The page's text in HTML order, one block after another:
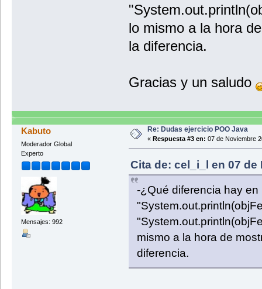
lo mismo a la hora
la diferencia.
Gracias y un saludo
Kabuto
Moderador Global
Experto
Mensajes: 992
Re: Dudas ejercicio POO Java
« Respuesta #3 en: 07 de Noviembre
Cita de: cel_i_l en 07 de
-¿Qué diferencia hay en
mismo a la hora de
diferencia.